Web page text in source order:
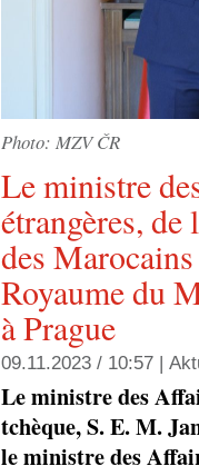
Photo: MZV ČR
Le ministre
étrangères,
des
Royaume du
à Prague
09.11.2023 / 10:57 |
Le ministre des
tchèque, S. E. M.
le ministre des